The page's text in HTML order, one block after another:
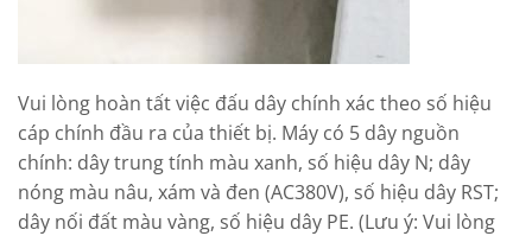
Vui lòng hoàn tất việc đấu dây chính xác theo số hiệu
cáp chính đầu ra của thiết bị. Máy có 5 dây nguồn
chính: dây trung tính màu xanh, số hiệu dây N; dây
nóng màu nâu, xám và đen (AC380V), số hiệu dây RST;
dây nối đất màu vàng, số hiệu dây PE. (Lưu ý: Vui lòng